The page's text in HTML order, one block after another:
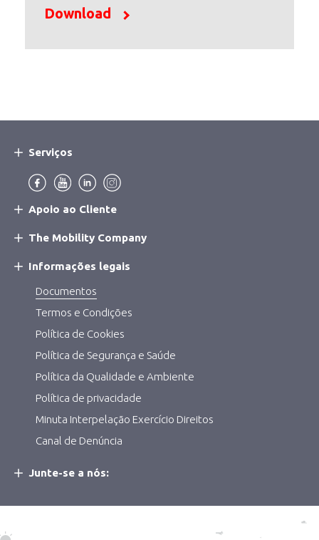
Download
Main
Menu:
Serviços
Apoio ao Cliente
The Mobility Company
Informações legais
Documentos
Termos e Condições
Política de Cookies
Política de Segurança e Saúde
Política da Qualidade e Ambiente
Política de privacidade
Minuta Interpelação Exercício Direitos
Canal de Denúncia
Junte-se a nós: